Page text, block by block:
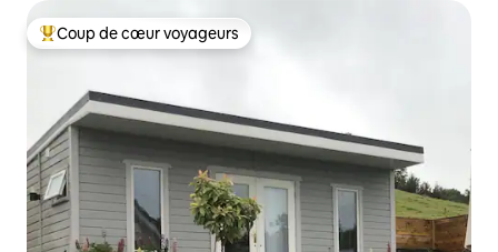
Coups de cœur voyageurs les plus appréciés
Coup de cœur voyageurs